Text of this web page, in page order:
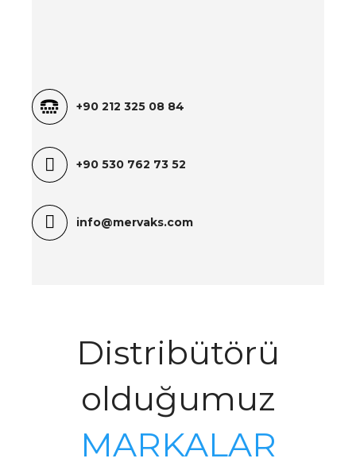
+90 212 325 08 84
+90 530 762 73 52
info@mervaks.com
Distribütörü
olduğumuz
MARKALAR